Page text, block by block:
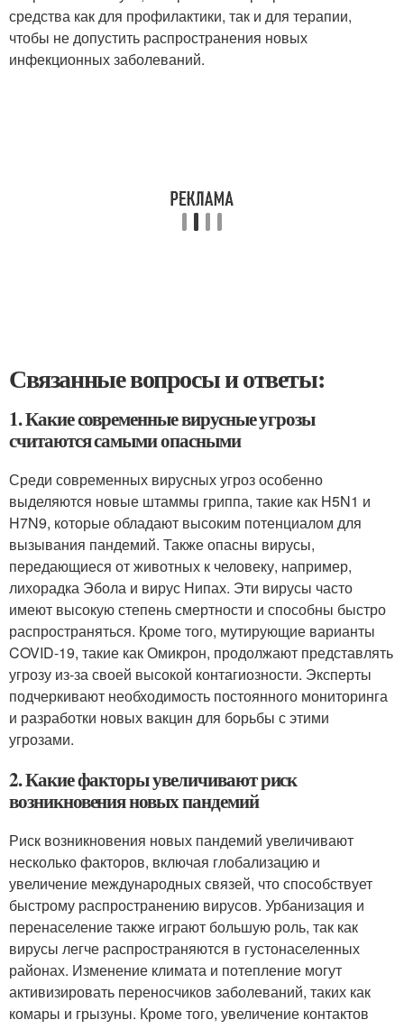
средства как для профилактики, так и для терапии,
чтобы не допустить распространения новых
инфекционных заболеваний.
Связанные вопросы и ответы:
1. Какие современные вирусные угрозы
считаются самыми опасными
Среди современных вирусных угроз особенно
выделяются новые штаммы гриппа, такие как H5N1 и
H7N9, которые обладают высоким потенциалом для
вызывания пандемий. Также опасны вирусы,
передающиеся от животных к человеку, например,
лихорадка Эбола и вирус Нипах. Эти вирусы часто
имеют высокую степень смертности и способны быстро
распространяться. Кроме того, мутирующие варианты
COVID-19, такие как Омикрон, продолжают представлять
угрозу из-за своей высокой контагиозности. Эксперты
подчеркивают необходимость постоянного мониторинга
и разработки новых вакцин для борьбы с этими
угрозами.
2. Какие факторы увеличивают риск
возникновения новых пандемий
Риск возникновения новых пандемий увеличивают
несколько факторов, включая глобализацию и
увеличение международных связей, что способствует
быстрому распространению вирусов. Урбанизация и
перенаселение также играют большую роль, так как
вирусы легче распространяются в густонаселенных
районах. Изменение климата и потепление могут
активизировать переносчиков заболеваний, таких как
комары и грызуны. Кроме того, увеличение контактов